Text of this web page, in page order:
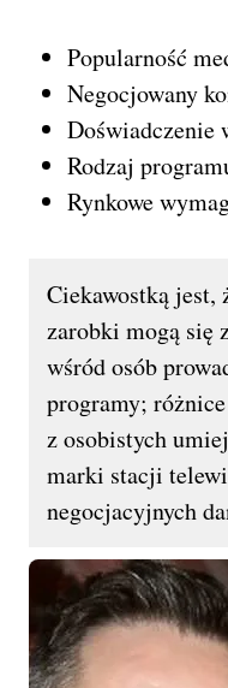
Popularność
Negocjowany
Doświadczenie
Rodzaj
Rynkowe
Ciekawostką jest,
zarobki mogą się
wśród osób
programy;
z osobistych
marki stacji
negocjacyjnych